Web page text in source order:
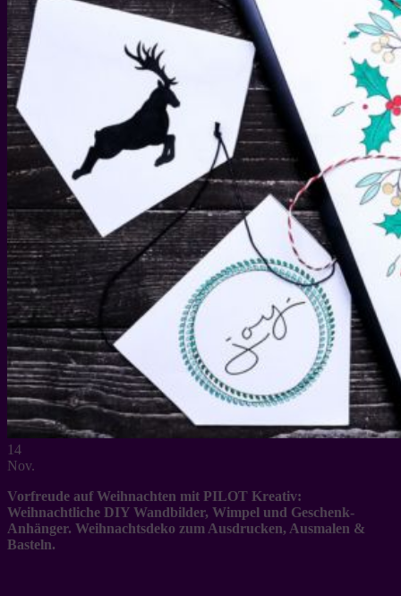
WEIHNACHTEN
WEIHNACHTS-GESCHENKIDEEN
DIY IDEEN FÜR WEIHNACHTEN
WEIHNACHTS-REZEPTE
SILVESTER
14
Nov.
Vorfreude auf Weihnachten mit PILOT Kreativ:
Weihnachtliche DIY Wandbilder, Wimpel und Geschenk-
Anhänger. Weihnachtsdeko zum Ausdrucken, Ausmalen &
Basteln.